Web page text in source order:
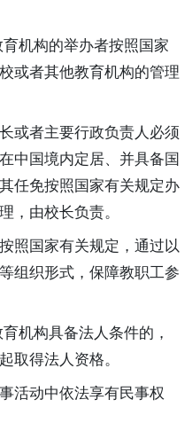
机构的举办者按照国家
或者其他教育机构的管理
或者主要行政负责人必须
中国境内定居、并具备国
任免按照国家有关规定办
，由校长负责。
照国家有关规定，通过以
组织形式，保障教职工参
机构具备法人条件的，
取得法人资格。
活动中依法享有民事权